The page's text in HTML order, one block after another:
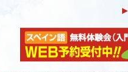
▶